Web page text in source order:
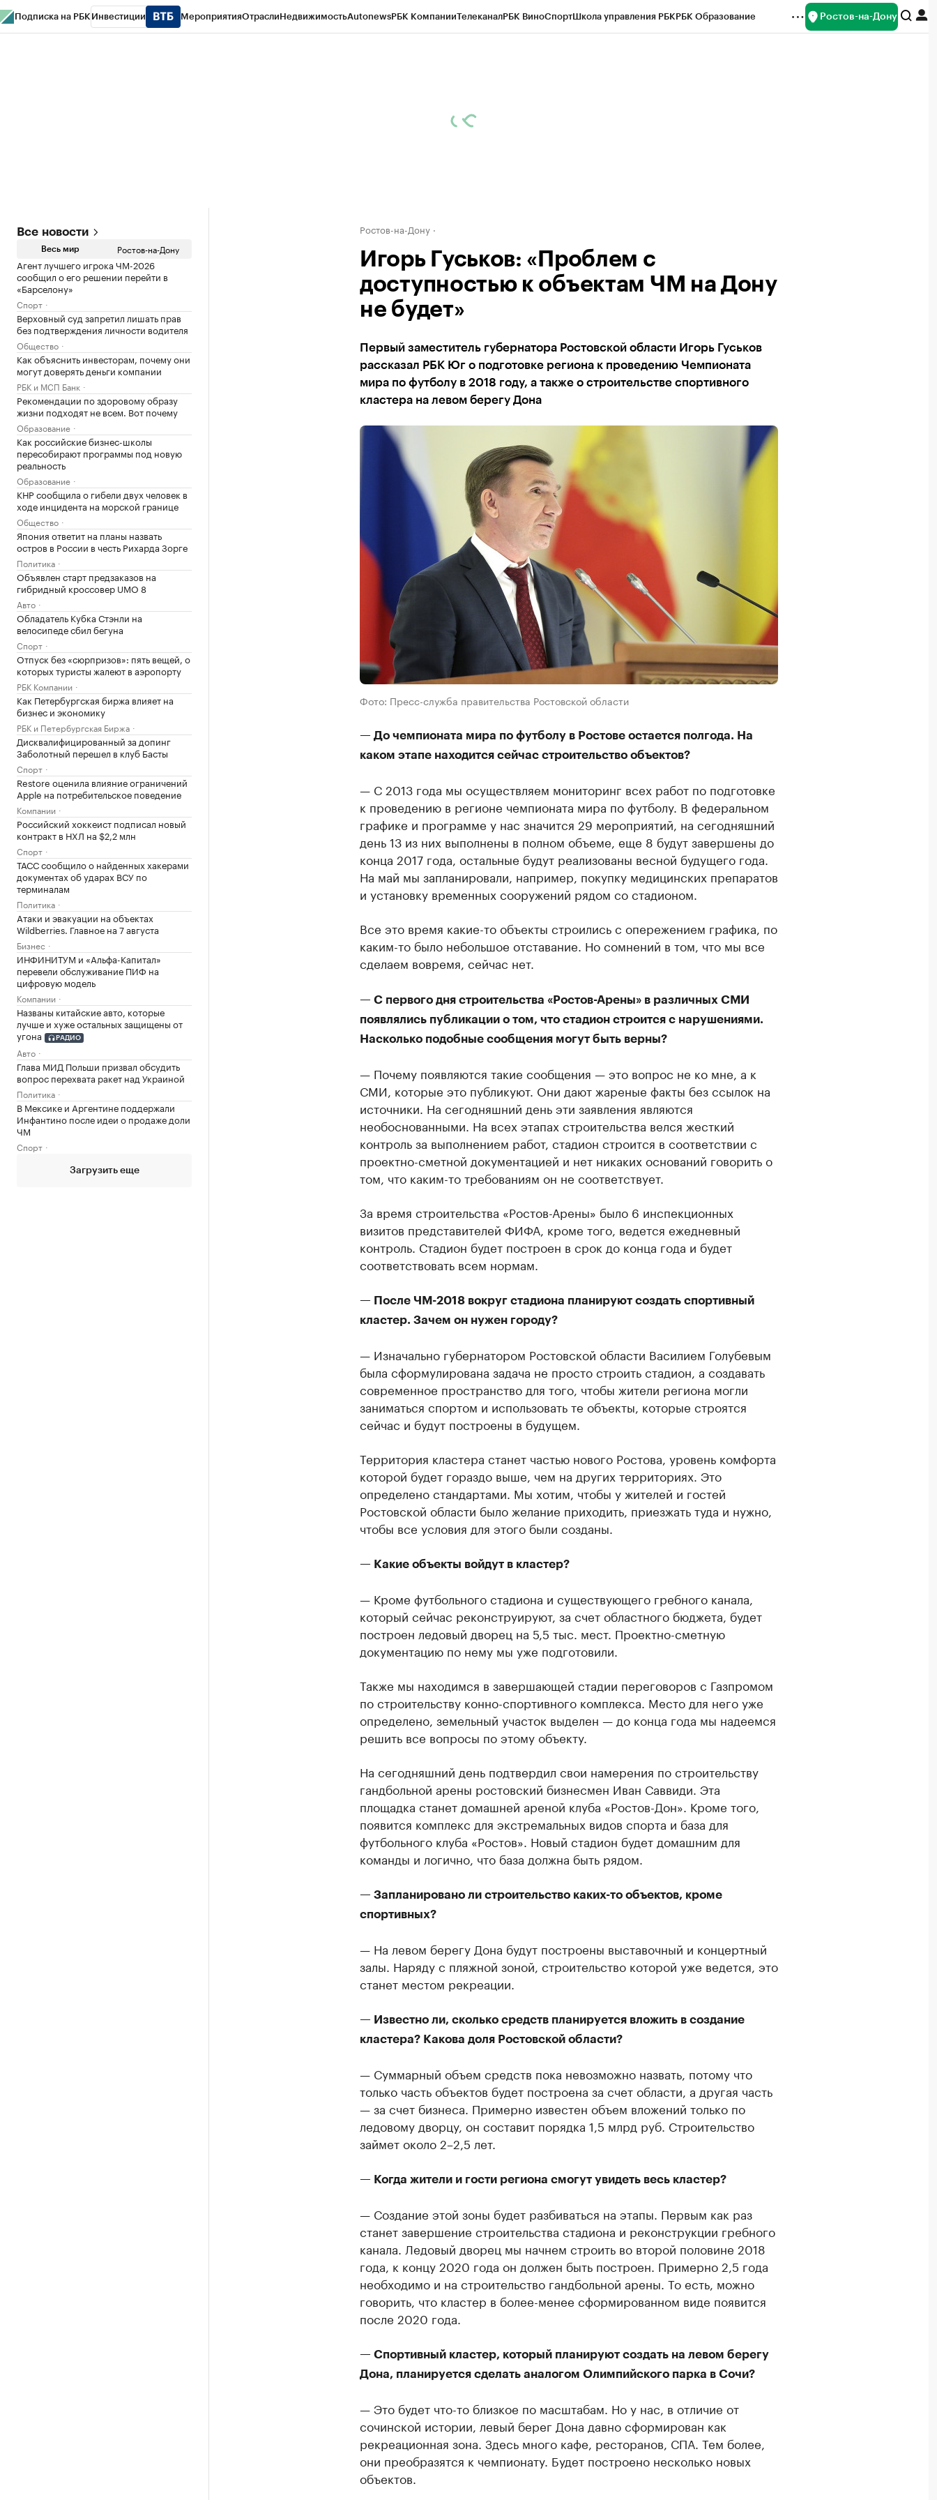
Подписка на РБК Инвестиции МероприятияОтраслиНедвижимостьAutonewsРБК КомпанииТелеканалРБК ВиноСпортШкола управления РБКРБК Образование Ростов-на-Дону
Все новости
Весь мир Ростов-на-Дону
Агент лучшего игрока ЧМ-2026
сообщил о его решении перейти в
«Барселону»
Спорт
Верховный суд запретил лишать прав
без подтверждения личности водителя
Общество
Как объяснить инвесторам, почему они
могут доверять деньги компании
РБК и МСП Банк
Рекомендации по здоровому образу
жизни подходят не всем. Вот почему
Образование
Как российские бизнес-школы
пересобирают программы под новую
реальность
Образование
КНР сообщила о гибели двух человек в
ходе инцидента на морской границе
Общество
Япония ответит на планы назвать
остров в России в честь Рихарда Зорге
Политика
Объявлен старт предзаказов на
гибридный кроссовер UMO 8
Авто
Обладатель Кубка Стэнли на
велосипеде сбил бегуна
Спорт
Отпуск без «сюрпризов»: пять вещей, о
которых туристы жалеют в аэропорту
РБК Компании
Как Петербургская биржа влияет на
бизнес и экономику
РБК и Петербургская Биржа
Дисквалифицированный за допинг
Заболотный перешел в клуб Басты
Спорт
Restore оценила влияние ограничений
Apple на потребительское поведение
Компании
Российский хоккеист подписал новый
контракт в НХЛ на $2,2 млн
Спорт
ТАСС сообщило о найденных хакерами
документах об ударах ВСУ по
терминалам
Политика
Атаки и эвакуации на объектах
Wildberries. Главное на 7 августа
Бизнес
ИНФИНИТУМ и «Альфа-Капитал»
перевели обслуживание ПИФ на
цифровую модель
Компании
Названы китайские авто, которые
лучше и хуже остальных защищены от
угона
РАДИО
Авто
Глава МИД Польши призвал обсудить
вопрос перехвата ракет над Украиной
Политика
В Мексике и Аргентине поддержали
Инфантино после идеи о продаже доли
ЧМ
Спорт
Загрузить еще
Ростов-на-Дону
Игорь Гуськов: «Проблем с
доступностью к объектам ЧМ на Дону
не будет»
Первый заместитель губернатора Ростовской области Игорь Гуськов
рассказал РБК Юг о подготовке региона к проведению Чемпионата
мира по футболу в 2018 году, а также о строительстве спортивного
кластера на левом берегу Дона
Фото: Пресс-служба правительства Ростовской области
— До чемпионата мира по футболу в Ростове остается полгода. На
каком этапе находится сейчас строительство объектов?
— С 2013 года мы осуществляем мониторинг всех работ по подготовке
к проведению в регионе чемпионата мира по футболу. В федеральном
графике и программе у нас значится 29 мероприятий, на сегодняшний
день 13 из них выполнены в полном объеме, еще 8 будут завершены до
конца 2017 года, остальные будут реализованы весной будущего года.
На май мы запланировали, например, покупку медицинских препаратов
и установку временных сооружений рядом со стадионом.
Все это время какие-то объекты строились с опережением графика, по
каким-то было небольшое отставание. Но сомнений в том, что мы все
сделаем вовремя, сейчас нет.
— С первого дня строительства «Ростов-Арены» в различных СМИ
появлялись публикации о том, что стадион строится с нарушениями.
Насколько подобные сообщения могут быть верны?
— Почему появляются такие сообщения — это вопрос не ко мне, а к
СМИ, которые это публикуют. Они дают жареные факты без ссылок на
источники. На сегодняшний день эти заявления являются
необоснованными. На всех этапах строительства велся жесткий
контроль за выполнением работ, стадион строится в соответствии с
проектно-сметной документацией и нет никаких оснований говорить о
том, что каким-то требованиям он не соответствует.
За время строительства «Ростов-Арены» было 6 инспекционных
визитов представителей ФИФА, кроме того, ведется ежедневный
контроль. Стадион будет построен в срок до конца года и будет
соответствовать всем нормам.
— После ЧМ-2018 вокруг стадиона планируют создать спортивный
кластер. Зачем он нужен городу?
— Изначально губернатором Ростовской области Василием Голубевым
была сформулирована задача не просто строить стадион, а создавать
современное пространство для того, чтобы жители региона могли
заниматься спортом и использовать те объекты, которые строятся
сейчас и будут построены в будущем.
Территория кластера станет частью нового Ростова, уровень комфорта
которой будет гораздо выше, чем на других территориях. Это
определено стандартами. Мы хотим, чтобы у жителей и гостей
Ростовской области было желание приходить, приезжать туда и нужно,
чтобы все условия для этого были созданы.
— Какие объекты войдут в кластер?
— Кроме футбольного стадиона и существующего гребного канала,
который сейчас реконструируют, за счет областного бюджета, будет
построен ледовый дворец на 5,5 тыс. мест. Проектно-сметную
документацию по нему мы уже подготовили.
Также мы находимся в завершающей стадии переговоров с Газпромом
по строительству конно-спортивного комплекса. Место для него уже
определено, земельный участок выделен — до конца года мы надеемся
решить все вопросы по этому объекту.
На сегодняшний день подтвердил свои намерения по строительству
гандбольной арены ростовский бизнесмен Иван Саввиди. Эта
площадка станет домашней ареной клуба «Ростов-Дон». Кроме того,
появится комплекс для экстремальных видов спорта и база для
футбольного клуба «Ростов». Новый стадион будет домашним для
команды и логично, что база должна быть рядом.
— Запланировано ли строительство каких-то объектов, кроме
спортивных?
— На левом берегу Дона будут построены выставочный и концертный
залы. Наряду с пляжной зоной, строительство которой уже ведется, это
станет местом рекреации.
— Известно ли, сколько средств планируется вложить в создание
кластера? Какова доля Ростовской области?
— Суммарный объем средств пока невозможно назвать, потому что
только часть объектов будет построена за счет области, а другая часть
— за счет бизнеса. Примерно известен объем вложений только по
ледовому дворцу, он составит порядка 1,5 млрд руб. Строительство
займет около 2–2,5 лет.
— Когда жители и гости региона смогут увидеть весь кластер?
— Создание этой зоны будет разбиваться на этапы. Первым как раз
станет завершение строительства стадиона и реконструкции гребного
канала. Ледовый дворец мы начнем строить во второй половине 2018
года, к концу 2020 года он должен быть построен. Примерно 2,5 года
необходимо и на строительство гандбольной арены. То есть, можно
говорить, что кластер в более-менее сформированном виде появится
после 2020 года.
— Спортивный кластер, который планируют создать на левом берегу
Дона, планируется сделать аналогом Олимпийского парка в Сочи?
— Это будет что-то близкое по масштабам. Но у нас, в отличие от
сочинской истории, левый берег Дона давно сформирован как
рекреационная зона. Здесь много кафе, ресторанов, СПА. Тем более,
они преобразятся к чемпионату. Будет построено несколько новых
объектов.